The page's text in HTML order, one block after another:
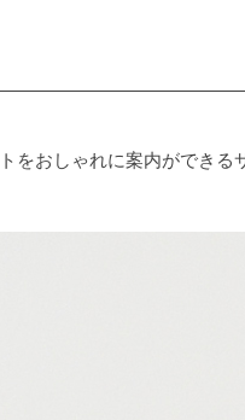
おしゃれに案内ができる